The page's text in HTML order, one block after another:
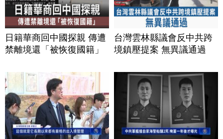
日籍華商回中國探親 傳遭
禁離境還「被恢復國籍」
台灣雲林縣議會反中共跨
境鎮壓提案 無異議通過